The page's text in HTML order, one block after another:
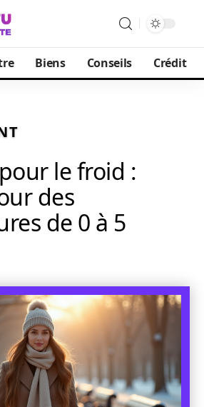
Biens Conseils Crédit
le froid :
des
de 0 à 5